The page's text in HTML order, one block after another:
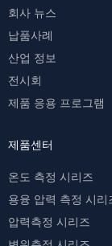
회사 뉴스
납품사례
산업 정보
전시회
제품 응용 프로그램
제품센터
온도 측정 시리즈
용융 압력 측정 시리
압력측정 시리즈